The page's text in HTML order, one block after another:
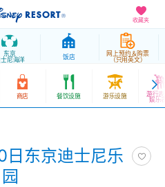
收藏夹
东京
尼海洋 饭店 网上预约＆购票
（只用英文）
商店 餐饮设施 游乐设施 游行
娱乐
东京迪士尼乐
园